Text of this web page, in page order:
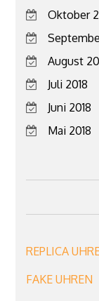
Oktober
August
Juli 2018
Juni 2018
Mai 2018
REPLICA
FAKE UHREN